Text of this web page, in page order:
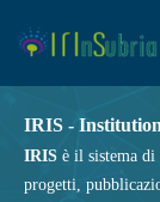
IRIS -
IRIS è il sistema di
progetti,